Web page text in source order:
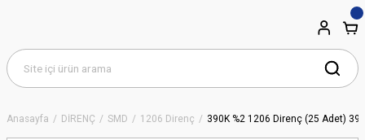
Anasayfa DİRENÇ SMD 1206 Direnç 390K %2 1206 Direnç (25 Adet)